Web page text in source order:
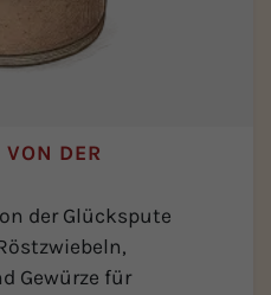
DER
der Glückspute
Gewürze für